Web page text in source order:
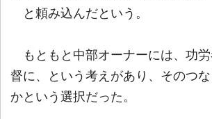
と頼み込んだという。
もともと中部オーナーには、功労
督に、という考えがあり、そのつ
かという選択だった。